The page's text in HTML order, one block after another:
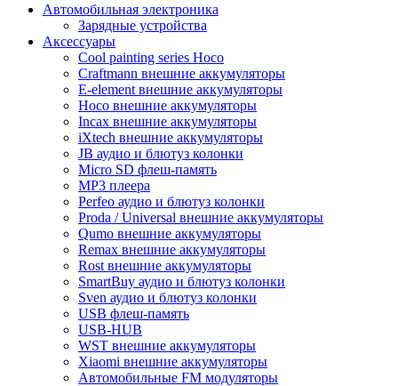
Автомобильная электроника
Зарядные устройства
Аксессуары
Cool painting series Hoco
Craftmann внешние аккумуляторы
E-element внешние аккумуляторы
Hoco внешние аккумуляторы
Incax внешние аккумуляторы
iXtech внешние аккумуляторы
JB аудио и блютуз колонки
Micro SD флеш-память
MP3 плеера
Perfeo аудио и блютуз колонки
Proda / Universal внешние аккумуляторы
Qumo внешние аккумуляторы
Remax внешние аккумуляторы
Rost внешние аккумуляторы
SmartBuy аудио и блютуз колонки
Sven аудио и блютуз колонки
USB флеш-память
USB-HUB
WST внешние аккумуляторы
Xiaomi внешние аккумуляторы
Автомобильные FM модуляторы